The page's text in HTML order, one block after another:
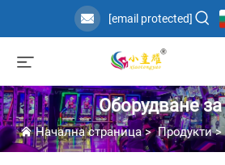
[email protected]
Оборудване за
Начална страница>Продукти